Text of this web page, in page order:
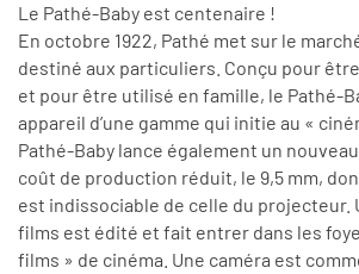
Le Pathé-Baby est centenaire !
En octobre 1922, Pathé met sur le
destiné aux particuliers. Conçu pour
et pour être utilisé en famille, le Pathé-
appareil d’une gamme qui initie au «
Pathé-Baby lance également un
coût de production réduit, le 9,5 mm,
est indissociable de celle du projecteur.
films est édité et fait entrer dans les
films » de cinéma. Une caméra est